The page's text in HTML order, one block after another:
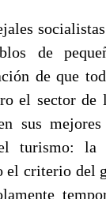
de
de que
el sector de
sus
turismo: la
el criterio del